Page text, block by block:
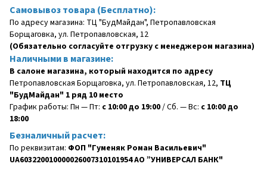
Самовывоз товара (Бесплатно):
По адресу магазина: ТЦ "БудМайдан", Петропавловская
Борщаговка, ул. Петропавловская, 12
(Обязательно согласуйте отгрузку с менеджером магазина)
Наличными в магазине:
В салоне магазина, который находится по адресу
Петропавловская Борщаговка, ул. Петропавловская, 12, ТЦ
"БудМайдан" 1 ряд 10 место
График работы: Пн — Пт: с 10:00 до 19:00/ Сб. — Вс: с 10:00 до
18:00
Безналичный расчет:
По реквизитам: ФОП "Гуменяк Роман Васильевич"
UA603220010000026007310101954 АО ”УНИВЕРСАЛ БАНК"